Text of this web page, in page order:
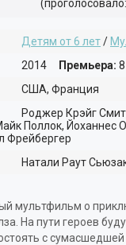
Детям от 6 лет/
2014 Премьера:
США, Франция
Роджер Крэйг
Поллок, Йоханнес
Фрейбергер
Натали Раут
мультфильм о
На пути героев
с сумасшедшей